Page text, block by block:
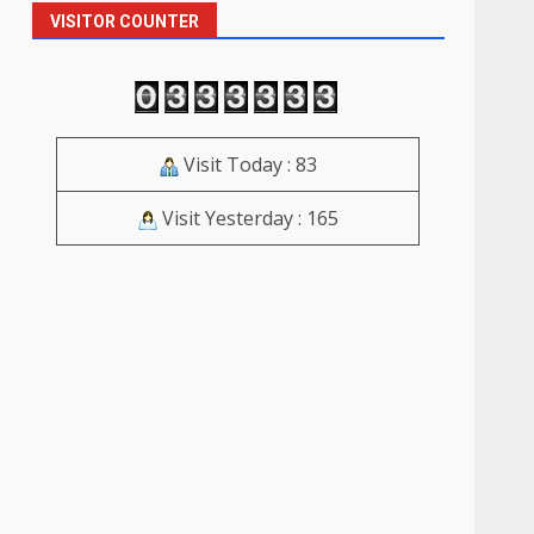
VISITOR COUNTER
Visit Today : 83
Visit Yesterday : 165